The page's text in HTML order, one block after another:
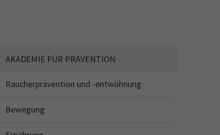
AKADEMIE FÜR PRÄVENTION
Raucherprävention und -entwöhnung
Bewegung